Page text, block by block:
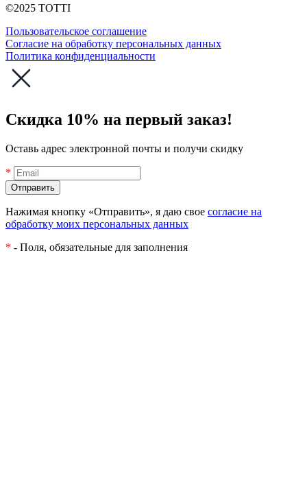
©2025 TOTTI
Пользовательское соглашение
Согласие на обработку персональных данных
Политика конфиденциальности
Скидка 10% на первый заказ!
Оставь адрес электронной почты и получи скидку
*
Нажимая кнопку «Отправить», я даю свое согласие на
обработку моих персональных данных
* - Поля, обязательные для заполнения